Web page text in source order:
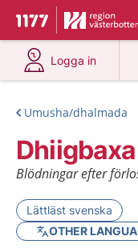
To start page for
Du har valt
Logga in
at 1177.se
Umusha/dhalmada
Blödningar efter
Lättläst svenska
OTHER